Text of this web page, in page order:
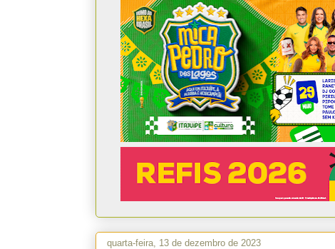
quarta-feira, 13 de dezembro de 2023